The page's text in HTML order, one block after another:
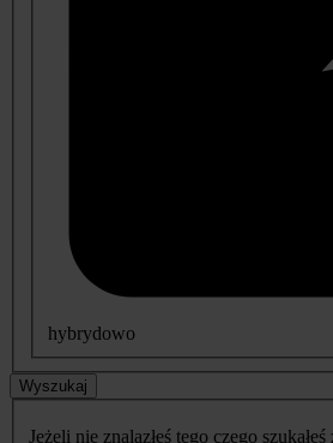
hybrydowo
Wyszukaj
Jeżeli nie znalazłeś tego czego